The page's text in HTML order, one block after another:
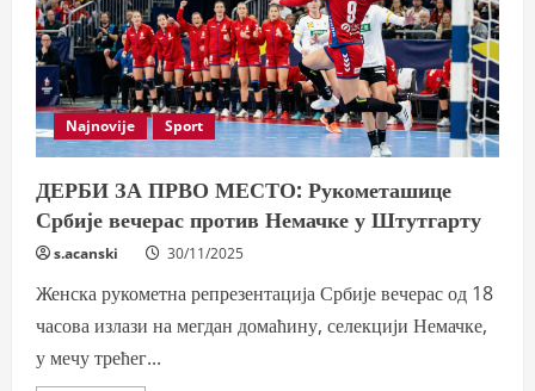
Najnovije Sport
ДЕРБИ ЗА ПРВО МЕСТО: Рукометашице
Србије вечерас против Немачке у Штутгарту
s.acanski 30/11/2025
Женска рукометна репрезентација Србије вечерас од 18
часова излази на мегдан домаћину, селекцији Немачке,
у мечу трећег...